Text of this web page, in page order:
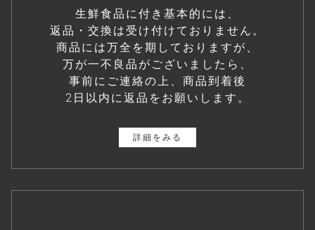
生鮮食品に付き基本的には、
返品・交換は受け付けておりません。
商品には万全を期しておりますが、
万が一不良品がございましたら、
事前にご連絡の上、商品到着後
2日以内に返品をお願いします。
詳細をみる